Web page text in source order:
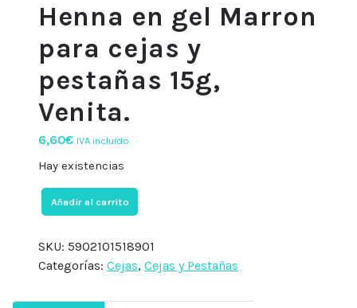
Henna en gel Marron
para cejas y
pestañas 15g,
Venita.
6,60€ IVA incluido.
Hay existencias
Henna
en
Marron
para
Añadir al carrito
SKU: 5902101518901
Categorías: Cejas, Cejas y Pestañas